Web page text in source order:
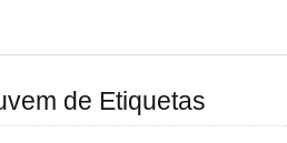
de Etiquetas